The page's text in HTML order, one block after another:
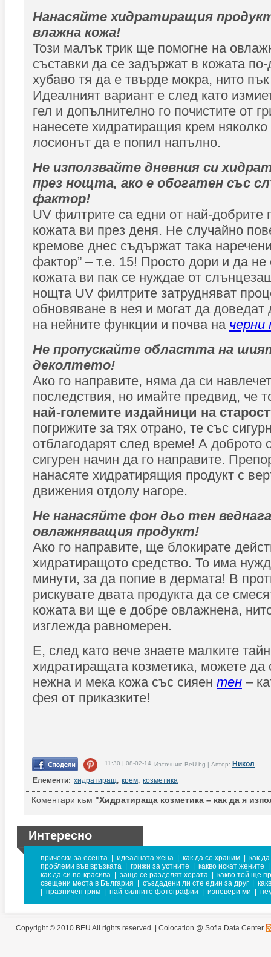
Нанасяйте хидратиращия
влажна кожа!
Този малък трик ще помогне на
съставки да се задържат в кожата
хубаво тя да е твърде мокра, нито
Идеалният вариант е след като
гел и допълнително го почистите от
нанесете хидратиращия крем
лосионът да е попил напълно.
Не използвайте дневния си
през нощта, ако е обогатен със
фактор!
UV филтрите са едни от най-добрите
кожата ви през деня. Не случайно
кремове днес съдържат така
фактор” – т.е. 15! Просто дори и да
кожата ви пак се нуждае от
нощта UV филтрите затрудняват
обновяване в нея и могат да
на нейните функции и почва на черни
Не пропускайте областта на
деколтето!
Ако го направите, няма да си
последствия, но имайте предвид, че
най-големите издайници на
погрижите за тях отрано, те със
отблагодарят след време! А доброто
сигурен начин да го направите.
нанасяте хидратирящия продукт с
движения отдолу нагоре.
Не нанасяйте фон дьо тен
овлажняващия продукт!
Ако го направите, ще блокирате
хидратиращото средство. То има
минути, за да попие в дермата! В
рискувате двата продукта да се
кожата ви ще е добре овлажнена,
изглежда равномерен.
Е, след като вече знаете малките
хидратиращата козметика, можете да
нежна и мека кожа със сияен тен –
фея от приказките!
11:30 | 08-02-14 Източник: BeU.bg | Автор: Никол
Елементи: хидратиращ, крем, козметика
Коментари към "Хидратираща козметика – как да я
Интересно
прически за есента идеалната жена как да се храним
как
проблеми във връзката
грижи за устните какво искат жените
как да си по-красива
защо се разделят хората
какво той ще
свещени места в България
създадени ли сте един за друг
празничен грим най-силните фотографии изневери ми
Copyright © 2010 BEU All rights reserved. | Colocation @ Sofia Data Center